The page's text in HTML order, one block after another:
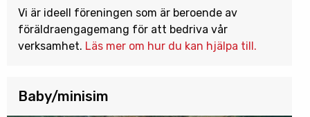
Vi är ideell föreningen som är beroende av
föräldraengagemang för att bedriva vår
verksamhet. Läs mer om hur du kan hjälpa till.
Baby/minisim